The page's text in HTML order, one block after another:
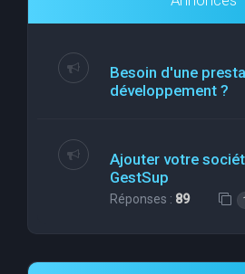
Besoin d'une
développement ?
Ajouter votre
GestSup
Réponses : 89